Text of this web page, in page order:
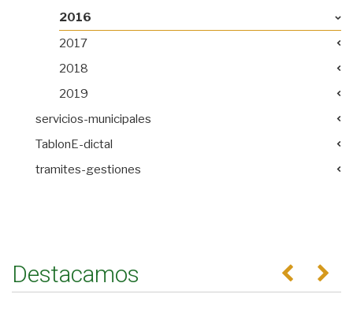
2016
2017
2018
2019
servicios-municipales
TablonE-dictal
tramites-gestiones
Destacamos Anterior